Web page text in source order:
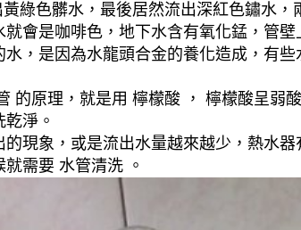
綠色髒水，最後居然流出深紅色鏽水，
會是咖啡色，地下水含有氧化錳，管
，是因為水龍頭合金的養化造成，有
的原理，就是用 檸檬酸 ， 檸檬酸呈弱
淨。
現象，或是流出水量越來越少，熱水
需要 水管清洗 。